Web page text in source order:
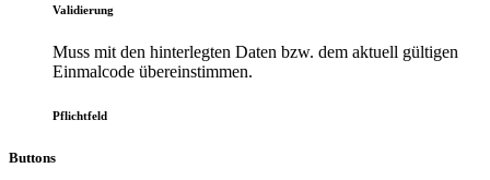
Validierung
Muss mit den hinterlegten Daten bzw. dem aktuell gültigen
Einmalcode übereinstimmen.
Pflichtfeld
Buttons